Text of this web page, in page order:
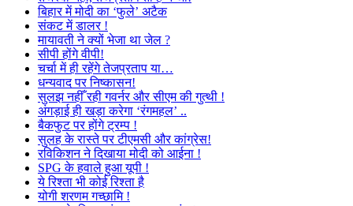
बिहार में मोदी का ‘फुले’ अटैक
संकट में डालर !
मायावती ने क्यों भेजा था जेल ?
सीपी होंगे वीपी!
चर्चा में ही रहेंगे तेजप्रताप या…
धन्यवाद पर निष्कासन!
सुलझ नहीँ रही गवर्नर और सीएम की गुत्थी !
अंगड़ाई ही खड़ा करेगा ‘रंगमहल’ ..
बैकफुट पर होंगे ट्रम्प !
सुलह के रास्ते पर टीएमसी और कांग्रेस!
रविकिशन ने दिखाया मोदी को आईना !
SPG के हवाले हुआ यूपी !
ये रिश्ता भी कोई रिश्ता है
योगी शरणम गच्छामि !